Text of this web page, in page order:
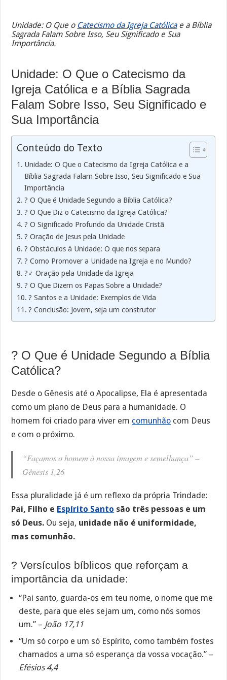
Unidade: O Que o Catecismo da Igreja Católicae a Bíblia
Sagrada Falam Sobre Isso, Seu Significado e Sua
Importância.
Unidade: O Que o Catecismo da
Igreja Católica e a Bíblia Sagrada
Falam Sobre Isso, Seu Significado e
Sua Importância
Conteúdo do Texto
Unidade: O Que o Catecismo da Igreja Católica e a
Bíblia Sagrada Falam Sobre Isso, Seu Significado e Sua
Importância
? O Que é Unidade Segundo a Bíblia Católica?
? O Que Diz o Catecismo da Igreja Católica?
? O Significado Profundo da Unidade Cristã
?️ Oração de Jesus pela Unidade
? Obstáculos à Unidade: O que nos separa
? Como Promover a Unidade na Igreja e no Mundo?
?‍♂️ Oração pela Unidade da Igreja
? O Que Dizem os Papas Sobre a Unidade?
? Santos e a Unidade: Exemplos de Vida
? Conclusão: Jovem, seja um construtor
? O Que é Unidade Segundo a Bíblia
Católica?
Desde o Gênesis até o Apocalipse, Ela é apresentada
como um plano de Deus para a humanidade. O
homem foi criado para viver em comunhão com Deus
e com o próximo.
“Façamos o homem à nossa imagem e semelhança” –
Gênesis 1,26
Essa pluralidade já é um reflexo da própria Trindade:
Pai, Filho e Espírito Santo são três pessoas e um
só Deus. Ou seja, unidade não é uniformidade,
mas comunhão.
? Versículos bíblicos que reforçam a
importância da unidade:
“Pai santo, guarda-os em teu nome, o nome que me
deste, para que eles sejam um, como nós somos
um.” – João 17,11
“Um só corpo e um só Espírito, como também fostes
chamados a uma só esperança da vossa vocação.” –
Efésios 4,4